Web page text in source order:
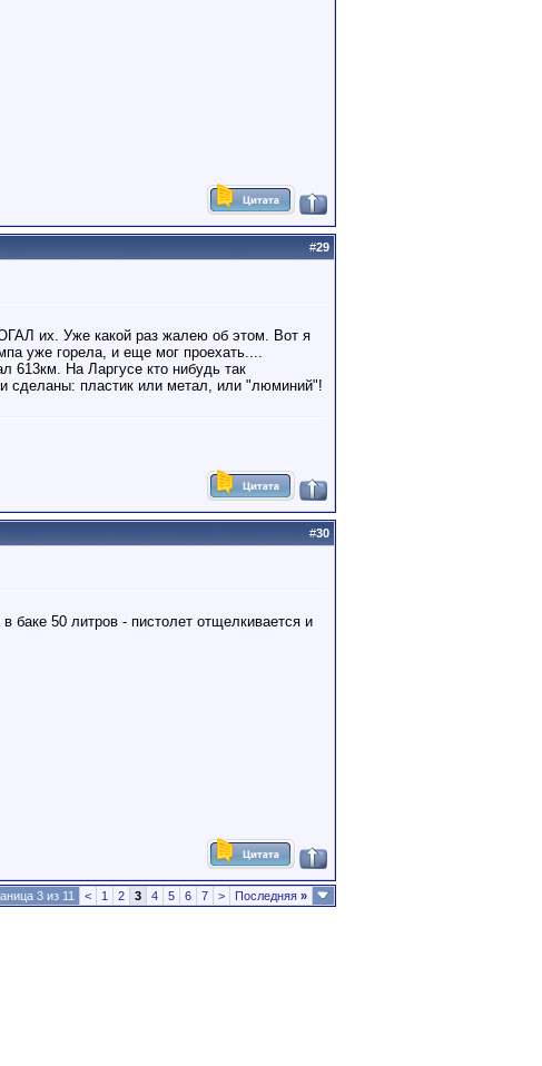
#29
их. Уже какой раз жалею об этом. Вот я
уже горела, и еще мог проехать....
613км. На Ларгусе кто нибудь так
сделаны: пластик или метал, или "люминий"!
#30
баке 50 литров - пистолет отщелкивается и
3 из 11 < 1 2 3 4 5 6 7 > Последняя »